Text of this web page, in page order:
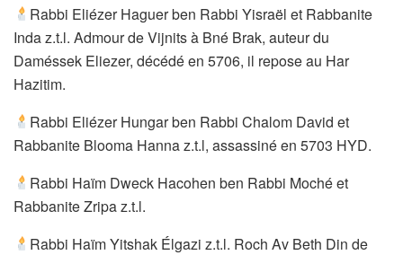
Rabbi Eliézer Haguer ben Rabbi Yisraël et Rabbanite
Inda z.t.l. Admour de Vijnits à Bné Brak, auteur du
Daméssek Eliezer, décédé en 5706, il repose au Har
Hazitim.
Rabbi Eliézer Hungar ben Rabbi Chalom David et
Rabbanite Blooma Hanna z.t.l, assassiné en 5703 HYD.
Rabbi Haïm Dweck Hacohen ben Rabbi Moché et
Rabbanite Zripa z.t.l.
Rabbi Haïm Yitshak Élgazi z.t.l. Roch Av Beth Din de